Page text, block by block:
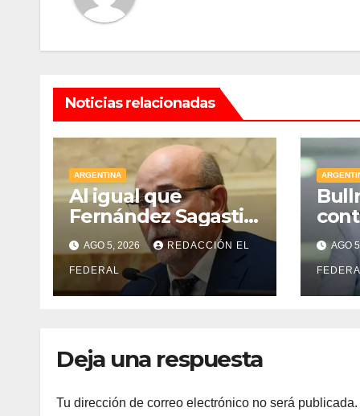
Noticias relacionadas
ARGENTINA
Al igual que
Fernández Sagasti,
ahora un senador
radical pidió votar
en forma remota
AGO 5, 2026 REDACCIÓN EL
FEDERAL
AGO
Deja una respuesta
Tu dirección de correo electrónico no será publicada.